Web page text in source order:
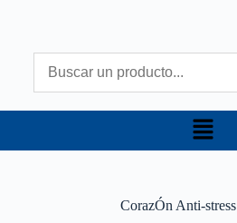
CorazÓn Anti-stress